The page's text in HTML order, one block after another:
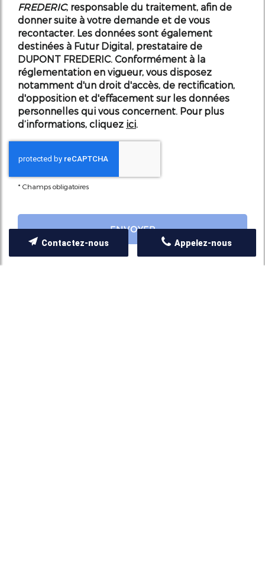
FREDERIC, responsable du traitement, afin de
donner suite à votre demande et de vous
recontacter. Les données sont également
destinées à Futur Digital, prestataire de
DUPONT FREDERIC. Conformément à la
réglementation en vigueur, vous disposez
notamment d'un droit d'accès, de rectification,
d'opposition et d'effacement sur les données
personnelles qui vous concernent. Pour plus
d’informations, cliquez ici
* Champs obligatoires
Appelez-nous
Contactez-nous